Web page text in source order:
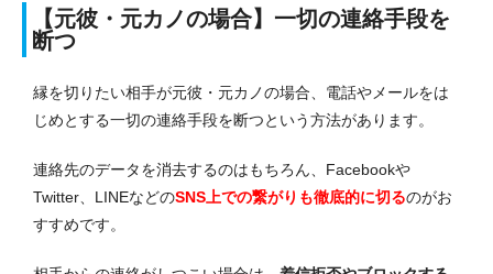
【元彼・元カノの場合】一切の連絡手段を
断つ
縁を切りたい相手が元彼・元カノの場合、電話やメールをは
じめとする一切の連絡手段を断つという方法があります。
連絡先のデータを消去するのはもちろん、Facebookや
Twitter、LINEなどのSNS上での繋がりも徹底的に切るのがお
すすめです。